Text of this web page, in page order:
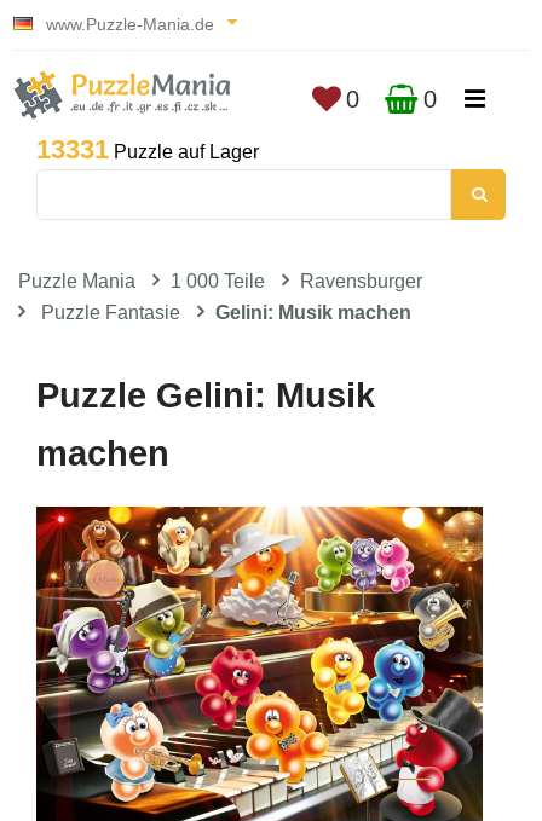
www.Puzzle-Mania.de
13331 Puzzle auf Lager
0 0
Puzzle Mania 1 000 Teile
Ravensburger
Puzzle Fantasie
Gelini: Musik machen
Puzzle Gelini: Musik
machen